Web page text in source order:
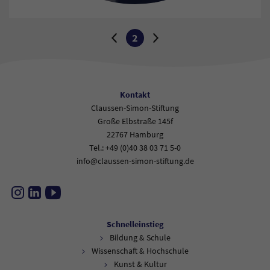
Wechseln Sie zur nächsten oder vorherigen Seite:
Zur vorherigen Seite
Aktuelle Seite:
2
Zur nächsten Seite
Kontakt
Claussen-Simon-Stiftung
Große Elbstraße 145f
22767 Hamburg
Tel.: +49 (0)40 38 03 71 5-0
info@claussen-simon-stiftung.de
Schnelleinstieg
Bildung & Schule
Wissenschaft & Hochschule
Kunst & Kultur